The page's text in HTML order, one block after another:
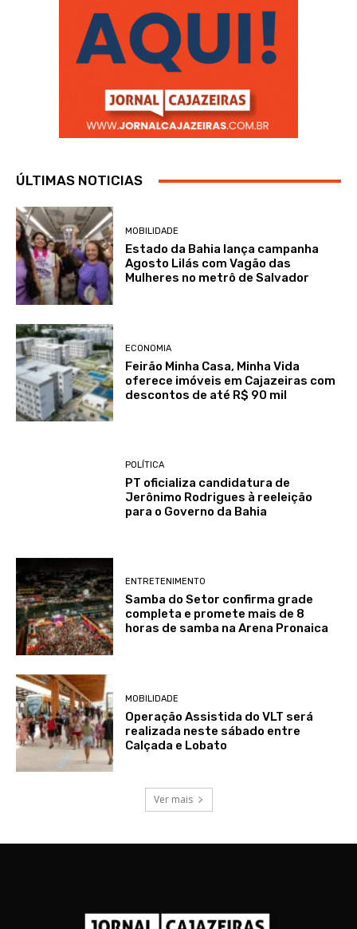
ÚLTIMAS NOTICIAS
MOBILIDADE
Estado da Bahia lança campanha
Agosto Lilás com Vagão das
Mulheres no metrô de Salvador
ECONOMIA
Feirão Minha Casa, Minha Vida
oferece imóveis em Cajazeiras com
descontos de até R$ 90 mil
POLÍTICA
PT oficializa candidatura de
Jerônimo Rodrigues à reeleição
para o Governo da Bahia
ENTRETENIMENTO
Samba do Setor confirma grade
completa e promete mais de 8
horas de samba na Arena Pronaica
MOBILIDADE
Operação Assistida do VLT será
realizada neste sábado entre
Calçada e Lobato
Ver mais